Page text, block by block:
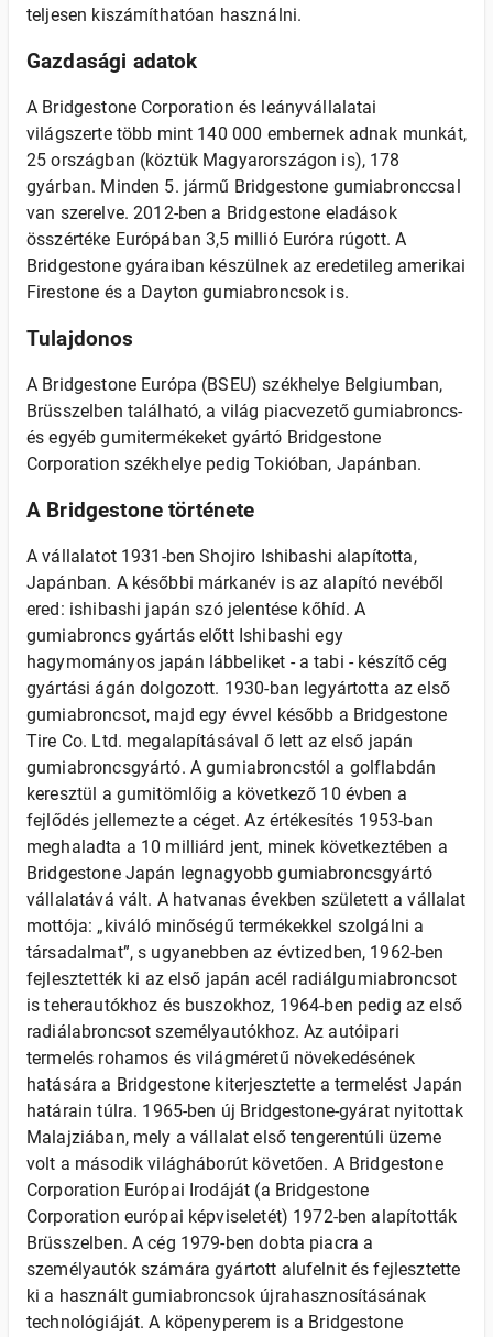
teljesen kiszámíthatóan használni.
Gazdasági adatok
A Bridgestone Corporation és leányvállalatai
világszerte több mint 140 000 embernek adnak munkát,
25 országban (köztük Magyarországon is), 178
gyárban. Minden 5. jármű Bridgestone gumiabronccsal
van szerelve. 2012-ben a Bridgestone eladások
összértéke Európában 3,5 millió Euróra rúgott. A
Bridgestone gyáraiban készülnek az eredetileg amerikai
Firestone és a Dayton gumiabroncsok is.
Tulajdonos
A Bridgestone Európa (BSEU) székhelye Belgiumban,
Brüsszelben található, a világ piacvezető gumiabroncs-
és egyéb gumitermékeket gyártó Bridgestone
Corporation székhelye pedig Tokióban, Japánban.
A Bridgestone története
A vállalatot 1931-ben Shojiro Ishibashi alapította,
Japánban. A későbbi márkanév is az alapító nevéből
ered: ishibashi japán szó jelentése kőhíd. A
gumiabroncs gyártás előtt Ishibashi egy
hagymományos japán lábbeliket - a tabi - készítő cég
gyártási ágán dolgozott. 1930-ban legyártotta az első
gumiabroncsot, majd egy évvel később a Bridgestone
Tire Co. Ltd. megalapításával ő lett az első japán
gumiabroncsgyártó. A gumiabroncstól a golflabdán
keresztül a gumitömlőig a következő 10 évben a
fejlődés jellemezte a céget. Az értékesítés 1953-ban
meghaladta a 10 milliárd jent, minek következtében a
Bridgestone Japán legnagyobb gumiabroncsgyártó
vállalatává vált. A hatvanas években született a vállalat
mottója: „kiváló minőségű termékekkel szolgálni a
társadalmat”, s ugyanebben az évtizedben, 1962-ben
fejlesztették ki az első japán acél radiálgumiabroncsot
is teherautókhoz és buszokhoz, 1964-ben pedig az első
radiálabroncsot személyautókhoz. Az autóipari
termelés rohamos és világméretű növekedésének
hatására a Bridgestone kiterjesztette a termelést Japán
határain túlra. 1965-ben új Bridgestone-gyárat nyitottak
Malajziában, mely a vállalat első tengerentúli üzeme
volt a második világháborút követően. A Bridgestone
Corporation Európai Irodáját (a Bridgestone
Corporation európai képviseletét) 1972-ben alapították
Brüsszelben. A cég 1979-ben dobta piacra a
személyautók számára gyártott alufelnit és fejlesztette
ki a használt gumiabroncsok újrahasznosításának
technológiáját. A köpenyperem is a Bridgestone